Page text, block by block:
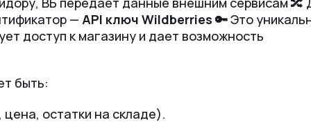
— API ключ Wildberries 🔑Это
доступ к магазину и дает возможность
быть:
остатки на складе).